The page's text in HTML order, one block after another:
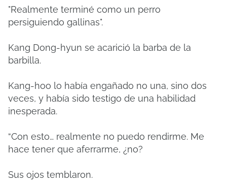
"Realmente terminé como un perro
persiguiendo gallinas".
Kang Dong-hyun se acarició la barba de la
barbilla.
Kang-hoo lo había engañado no una, sino dos
veces, y había sido testigo de una habilidad
inesperada.
“Con esto… realmente no puedo rendirme. Me
hace tener que aferrarme, ¿no?
Sus ojos temblaron.